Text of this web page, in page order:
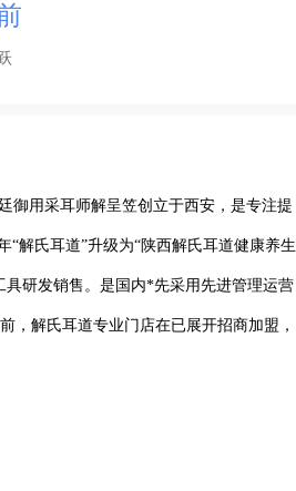
御用采耳师解呈笠创立于西安，是专注提
“解氏耳道”升级为“陕西解氏耳道健康养生
研发销售。是国内*先采用先进管理运营
，解氏耳道专业门店在已展开招商加盟，
过技术传承传授，带动社会就业，推进行